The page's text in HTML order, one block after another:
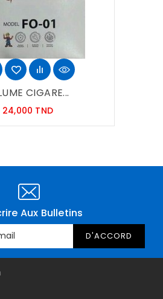
CIGARE...
24,000 TNDPrix
Aux Bulletins